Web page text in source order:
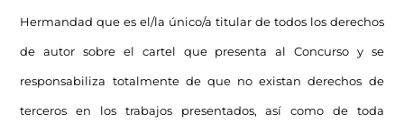
Hermandad que es el/la único/a titular de todos los derechos
de autor sobre el cartel que presenta al Concurso y se
responsabiliza totalmente de que no existan derechos de
terceros en los trabajos presentados, así como de toda